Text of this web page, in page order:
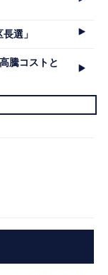
選」
騰コストと